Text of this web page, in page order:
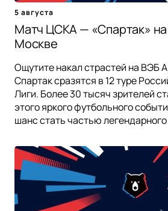
5 августа
Матч ЦСКА — «Спартак»
Москве
Ощутите накал страстей на ВЭБ
Спартак сразятся в 12 туре
Лиги. Более 30 тысяч зрителей
этого яркого футбольного
шанс стать частью